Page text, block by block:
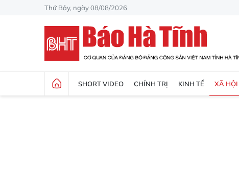
Thứ Bảy, ngày 08/08/2026
SHORT VIDEO CHÍNH TRỊ KINH TẾ XÃ HỘI